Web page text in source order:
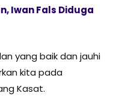
Iwan Fals Diduga
yang baik dan jauhi
kita pada
Kasat.